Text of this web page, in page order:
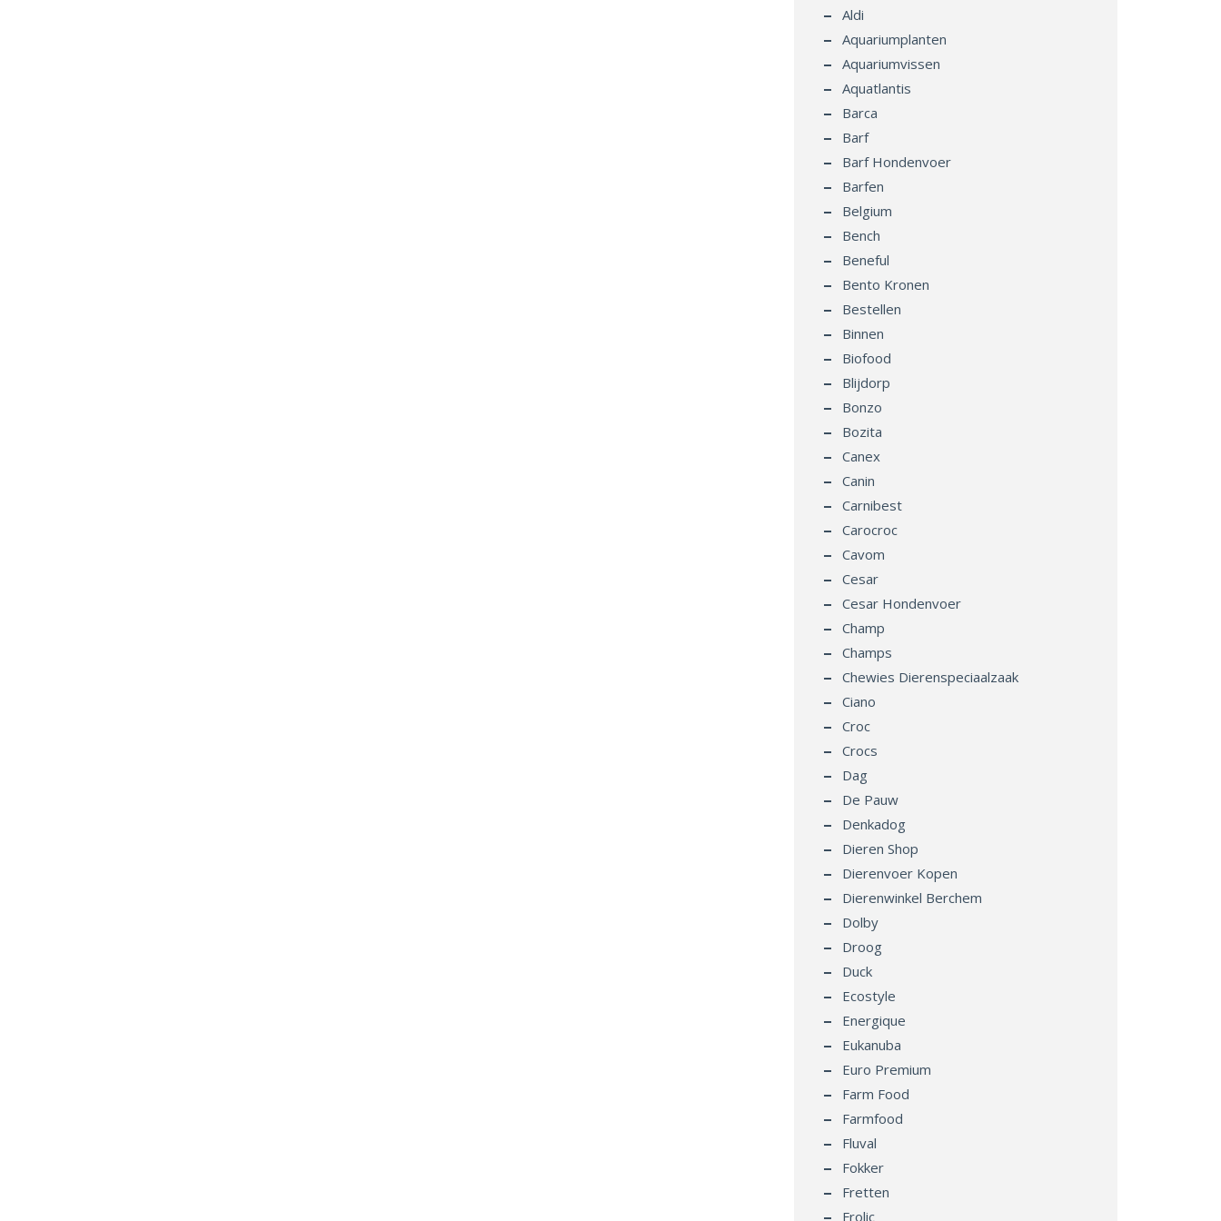
Aldi
Aquariumplanten
Aquariumvissen
Aquatlantis
Barca
Barf
Barf Hondenvoer
Barfen
Belgium
Bench
Beneful
Bento Kronen
Bestellen
Binnen
Biofood
Blijdorp
Bonzo
Bozita
Canex
Canin
Carnibest
Carocroc
Cavom
Cesar
Cesar Hondenvoer
Champ
Champs
Chewies Dierenspeciaalzaak
Ciano
Croc
Crocs
Dag
De Pauw
Denkadog
Dieren Shop
Dierenvoer Kopen
Dierenwinkel Berchem
Dolby
Droog
Duck
Ecostyle
Energique
Eukanuba
Euro Premium
Farm Food
Farmfood
Fluval
Fokker
Fretten
Frolic